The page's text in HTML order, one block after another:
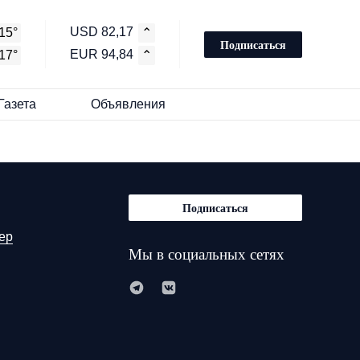
USD 82,17
⌃
EUR 94,84
⌃
Подписаться
Объявления
Подписаться
Мы в социальных сетях